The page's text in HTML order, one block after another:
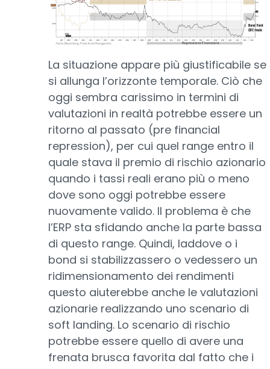
La situazione appare più giustificabile se
si allunga l’orizzonte temporale. Ciò che
oggi sembra carissimo in termini di
valutazioni in realtà potrebbe essere un
ritorno al passato (pre financial
repression), per cui quel range entro il
quale stava il premio di rischio azionario
quando i tassi reali erano più o meno
dove sono oggi potrebbe essere
nuovamente valido. Il problema è che
l’ERP sta sfidando anche la parte bassa
di questo range. Quindi, laddove o i
bond si stabilizzassero o vedessero un
ridimensionamento dei rendimenti
questo aiuterebbe anche le valutazioni
azionarie realizzando uno scenario di
soft landing. Lo scenario di rischio
potrebbe essere quello di avere una
frenata brusca favorita dal fatto che i